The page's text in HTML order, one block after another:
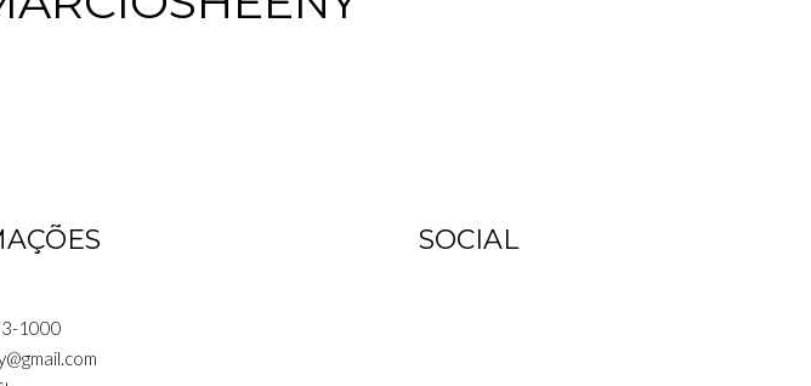
1000
SOCIAL